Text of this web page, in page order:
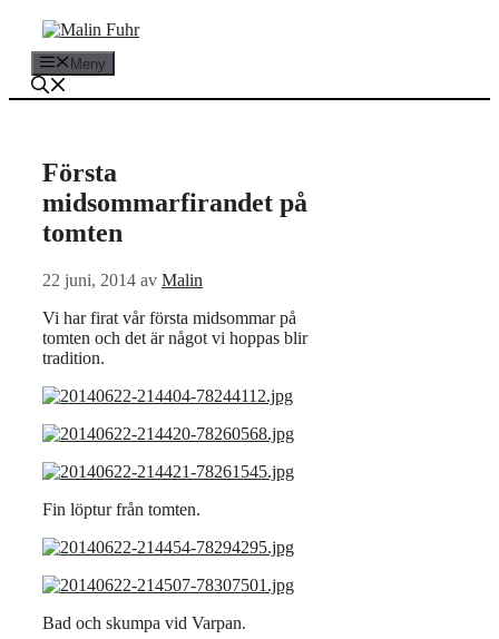
Hoppa
innehåll Meny
Första
midsommarfirandet på
tomten
22 juni, 2014 av Malin
Vi har firat vår första midsommar på
tomten och det är något vi hoppas blir
tradition.
Fin löptur från tomten.
Bad och skumpa vid Varpan.